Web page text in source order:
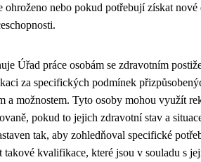
ohroženo nebo pokud potřebují získat
Úřad práce osobám se zdravotním
za specifických podmínek
a možnostem. Tyto osoby mohou využít
pokud to jejich zdravotní stav a
tak, aby zohledňoval specifické
takové kvalifikace, které jsou v souladu s